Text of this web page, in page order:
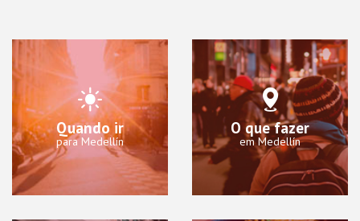
Quando ir
para Medellín
O que fazer
em Medellín